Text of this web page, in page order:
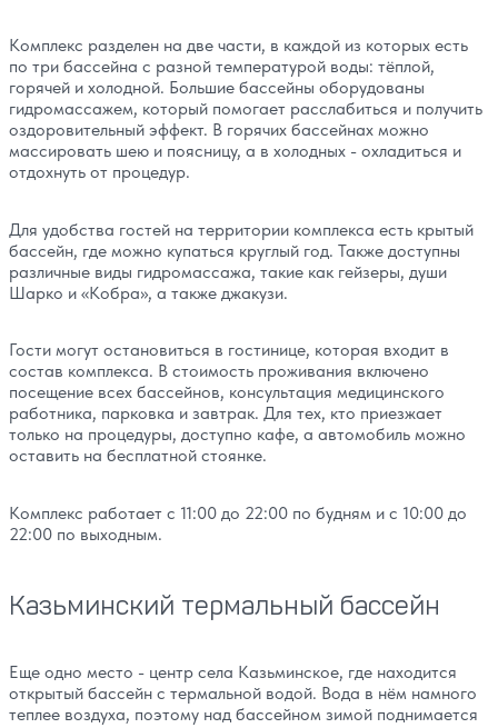
Комплекс разделен на две части, в каждой из которых есть
по три бассейна с разной температурой воды: тёплой,
горячей и холодной. Большие бассейны оборудованы
гидромассажем, который помогает расслабиться и получить
оздоровительный эффект. В горячих бассейнах можно
массировать шею и поясницу, а в холодных - охладиться и
отдохнуть от процедур.
Для удобства гостей на территории комплекса есть крытый
бассейн, где можно купаться круглый год. Также доступны
различные виды гидромассажа, такие как гейзеры, души
Шарко и «Кобра», а также джакузи.
Гости могут остановиться в гостинице, которая входит в
состав комплекса. В стоимость проживания включено
посещение всех бассейнов, консультация медицинского
работника, парковка и завтрак. Для тех, кто приезжает
только на процедуры, доступно кафе, а автомобиль можно
оставить на бесплатной стоянке.
Комплекс работает с 11:00 до 22:00 по будням и с 10:00 до
22:00 по выходным.
Казьминский термальный бассейн
Еще одно место - центр села Казьминское, где находится
открытый бассейн с термальной водой. Вода в нём намного
теплее воздуха, поэтому над бассейном зимой поднимается